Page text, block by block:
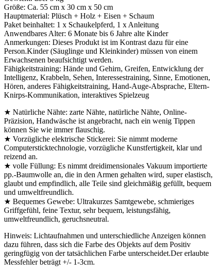
Größe: Ca. 55 cm x 30 cm x 50 cm
Hauptmaterial: Plüsch + Holz + Eisen + Schaum
Paket beinhaltet: 1 x Schaukelpferd, 1 x Anleitung
Anwendbares Alter: 6 Monate bis 6 Jahre alte Kinder
Anmerkungen: Dieses Produkt ist im Kontrast dazu für eine
Person.Kinder (Säuglinge und Kleinkinder) müssen von einem
Erwachsenen beaufsichtigt werden.
Fähigkeitstraining: Hände und Gehirn, Greifen, Entwicklung der
Intelligenz, Krabbeln, Sehen, Interessestraining, Sinne, Emotionen,
Hören, anderes Fähigkeitstraining, Hand-Auge-Absprache, Eltern-
Knirps-Kommunikation, interaktives Spielzeug
★ Natürliche Nähte: zarte Nähte, natürliche Nähte, Online-
Präzision, Handwäsche ist angebracht, nach ein wenig Tippen
können Sie wie immer flauschig.
★ Vorzügliche elektrische Stickerei: Sie nimmt moderne
Computersticktechnologie, vorzügliche Kunstfertigkeit, klar und
reizend an.
★ volle Füllung: Es nimmt dreidimensionales Vakuum importierte
pp.-Baumwolle an, die in den Armen gehalten wird, super elastisch,
glaubt und empfindlich, alle Teile sind gleichmäßig gefüllt, bequem
und umweltfreundlich.
★ Bequemes Gewebe: Ultrakurzes Samtgewebe, schmieriges
Griffgefühl, feine Textur, sehr bequem, leistungsfähig,
umweltfreundlich, geruchsneutral.
Hinweis: Lichtaufnahmen und unterschiedliche Anzeigen können
dazu führen, dass sich die Farbe des Objekts auf dem Positiv
geringfügig von der tatsächlichen Farbe unterscheidet.Der erlaubte
Messfehler beträgt +/- 1-3cm.